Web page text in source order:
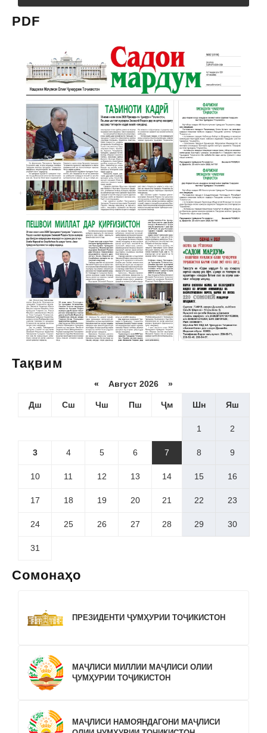
PDF
Тақвим
« Август 2026 »
Дш Сш Чш Пш Ҷм Шн Яш
1 2
3 4 5 6 7 8 9
10 11 12 13 14 15 16
17 18 19 20 21 22 23
24 25 26 27 28 29 30
31
Сомонаҳо
ПРЕЗИДЕНТИ ҶУМҲУРИИ ТОҶИКИСТОН
МАҶЛИСИ МИЛЛИИ МАҶЛИСИ ОЛИИ
ҶУМҲУРИИ ТОҶИКИСТОН
МАҶЛИСИ НАМОЯНДАГОНИ МАҶЛИСИ